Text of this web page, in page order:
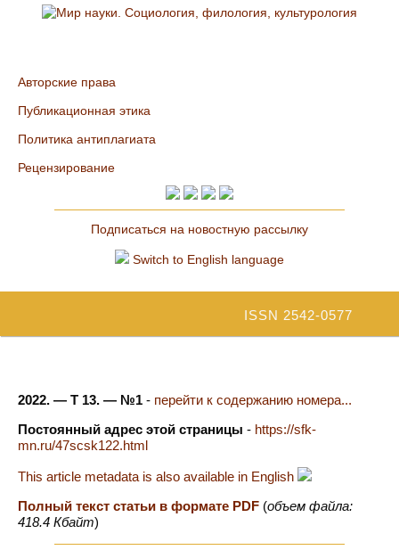
Авторские права
Публикационная этика
Политика антиплагиата
Рецензирование
Подписаться на новостную рассылку
Switch to English language
ISSN 2542-0577
2022. — Т 13. — №1 - перейти к содержанию номера...
Постоянный адрес этой страницы - https://sfk-
mn.ru/47scsk122.html
This article metadata is also available in English
Полный текст статьи в формате PDF (объем файла:
418.4 Кбайт)